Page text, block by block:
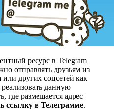
ресурс в Telegram
отправлять друзьям из
или других соцсетей как
данную
где размещается адрес
ссылку в Телеграмме.